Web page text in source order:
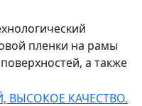
пленки на рамы
а также